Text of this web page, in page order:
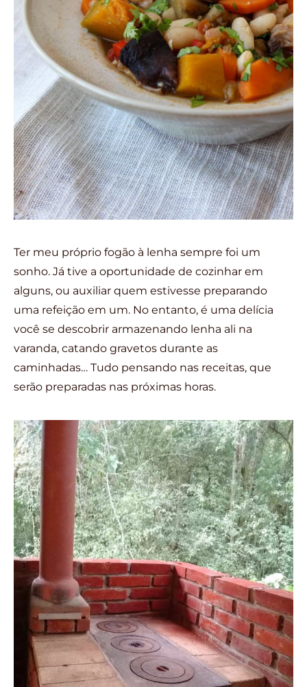
Ter meu próprio fogão à lenha sempre foi um
sonho. Já tive a oportunidade de cozinhar em
alguns, ou auxiliar quem estivesse preparando
uma refeição em um. No entanto, é uma delícia
você se descobrir armazenando lenha ali na
varanda, catando gravetos durante as
caminhadas… Tudo pensando nas receitas, que
serão preparadas nas próximas horas.